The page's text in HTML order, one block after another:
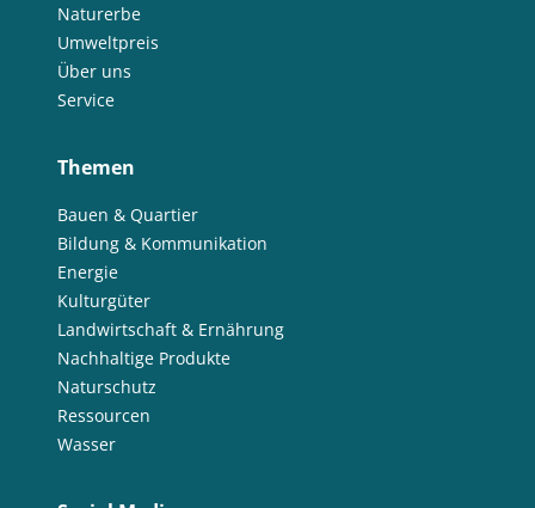
Naturerbe
Umweltpreis
Über uns
Service
Themen
Bauen & Quartier
Bildung & Kommunikation
Energie
Kulturgüter
Landwirtschaft & Ernährung
Nachhaltige Produkte
Naturschutz
Ressourcen
Wasser